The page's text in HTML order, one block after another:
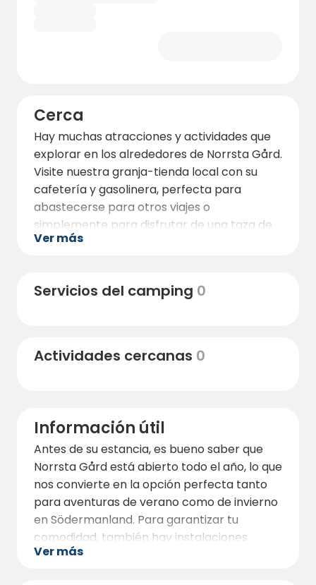
Cerca
Hay muchas atracciones y actividades que
explorar en los alrededores de Norrsta Gård.
Visite nuestra granja-tienda local con su
cafetería y gasolinera, perfecta para
abastecerse para otros viajes o
simplemente para disfrutar de una taza de
café mientras disfruta del ambiente rural.
que le llevarán a través de hermosas
histórico como las piedras rúnicas y la
hermosa iglesia de Aspö, todos a poca
Ver más
Servicios del camping 0
Actividades cercanas 0
Información útil
Antes de su estancia, es bueno saber que
Norrsta Gård está abierto todo el año, lo que
nos convierte en la opción perfecta tanto
para aventuras de verano como de invierno
en Södermanland. Para garantizar tu
comodidad, también hay instalaciones
cercanas que contribuyen a una estancia
Ver más